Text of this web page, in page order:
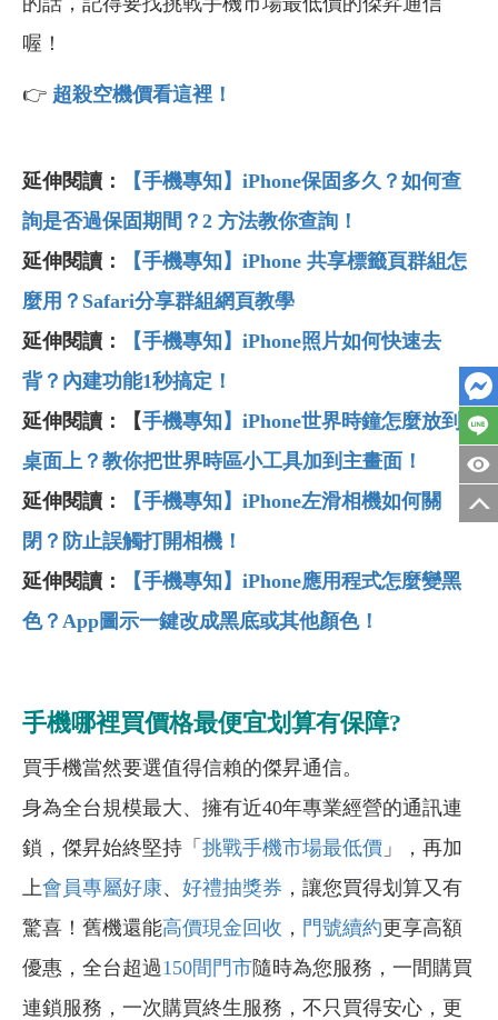
喔！
👉 超殺空機價看這裡！
延伸閱讀：
【手機專知】iPhone保固多久？如何查
詢是否過保固期間？2 方法教你查詢！
延伸閱讀：
【手機專知】iPhone 共享標籤頁群組怎
麼用？Safari分享群組網頁教學
延伸閱讀：
【手機專知】iPhone照片如何快速去
背？內建功能1秒搞定！
延伸閱讀：【手機專知】iPhone世界時鐘怎麼放到
桌面上？教你把世界時區小工具加到主畫面！
延伸閱讀：
【手機專知】iPhone左滑相機如何關
閉？防止誤觸打開相機！
延伸閱讀：
【手機專知】iPhone應用程式怎麼變黑
色？App圖示一鍵改成黑底或其他顏色！
手機哪裡買價格最便宜划算有保障?
買手機當然要選值得信賴的傑昇通信。
身為全台規模最大、擁有近40年專業經營的通訊連
鎖，傑昇始終堅持「 挑戰手機市場最低價 」，再加
上會員專屬好康、 好禮抽獎券 ，讓您買得划算又有
驚喜！舊機還能高價現金回收 ， 門號續約更享高額
優惠，全台超過150間門市隨時為您服務，一間購買
連鎖服務，一次購買終生服務，不只買得安心，更